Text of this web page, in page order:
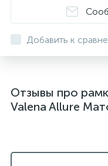
Добавить к
Отзывы про
Valena Allure